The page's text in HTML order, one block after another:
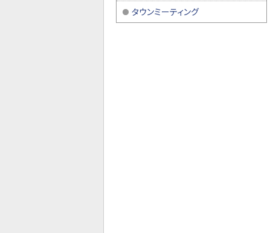
タウンミーティング